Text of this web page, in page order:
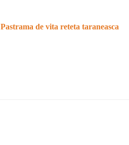
Pastrama de vita reteta taraneasca